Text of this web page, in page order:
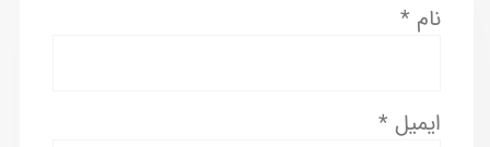
نام *
ایمیل *